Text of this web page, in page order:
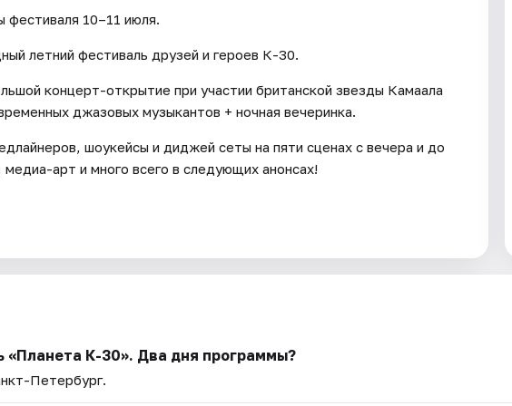
фестиваля 10–11 июля.
летний фестиваль друзей и героев К-30.
концерт-открытие при участии британской звезды Камаала
джазовых музыкантов + ночная вечеринка.
шоукейсы и диджей сеты на пяти сценах с вечера и до
арт и много всего в следующих анонсах!
«Планета К-30». Два дня программы?
Петербург.